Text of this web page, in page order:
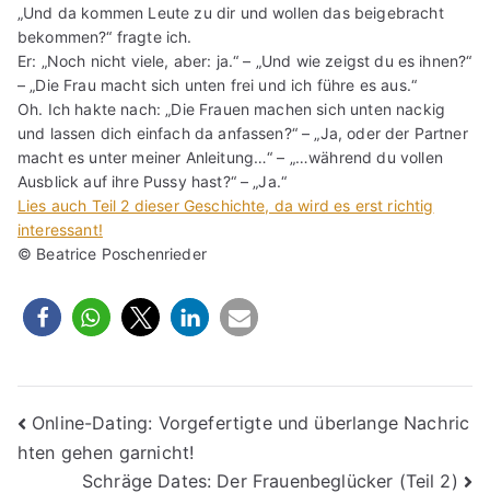
„Und da kommen Leute zu dir und wollen das beigebracht
bekommen?“ fragte ich.
Er: „Noch nicht viele, aber: ja.“ – „Und wie zeigst du es ihnen?“
– „Die Frau macht sich unten frei und ich führe es aus.“
Oh. Ich hakte nach: „Die Frauen machen sich unten nackig
und lassen dich einfach da anfassen?“ – „Ja, oder der Partner
macht es unter meiner Anleitung…“ – „…während du vollen
Ausblick auf ihre Pussy hast?“ – „Ja.“
Lies auch Teil 2 dieser Geschichte, da wird es erst richtig
interessant!
© Beatrice Poschenrieder
Beitragsnavigation
Online-Dating: Vorgefertigte und überlange Nachric
hten gehen garnicht!
Schräge Dates: Der Frauenbeglücker (Teil 2)